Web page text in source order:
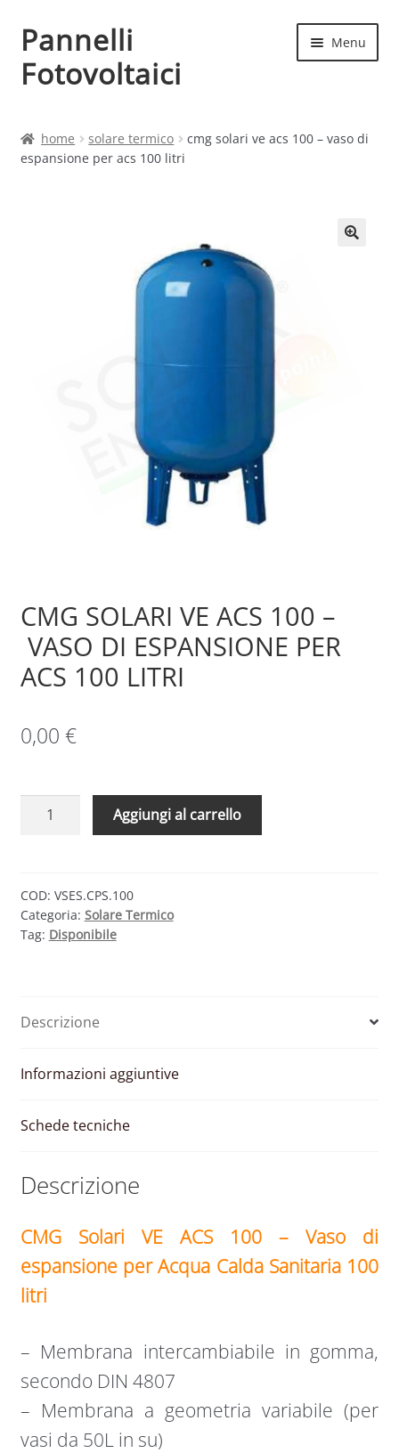
Vai
alla
navigazione
Vai
al
contenuto
Pannelli
Fotovoltaici
Menu
Cart
home solare termico
cmg solari ve acs 100 – vaso di
espansione per acs 100 litri
CMG SOLARI VE ACS 100 –
VASO DI ESPANSIONE PER
ACS 100 LITRI
0,00 €
CMG
100
–
VASO
ACS
LITRI
Aggiungi al carrello
COD: VSES.CPS.100
Categoria: Solare Termico
Tag: Disponibile
Descrizione
Informazioni aggiuntive
Schede tecniche
Descrizione
CMG Solari VE ACS 100 – Vaso di
espansione per Acqua Calda Sanitaria 100
litri
– Membrana intercambiabile in gomma,
secondo DIN 4807
– Membrana a geometria variabile (per
vasi da 50L in su)